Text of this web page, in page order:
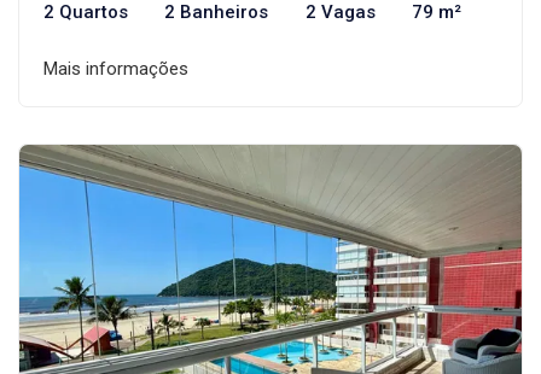
2 Quartos 2 Banheiros 2 Vagas 79 m²
Mais informações